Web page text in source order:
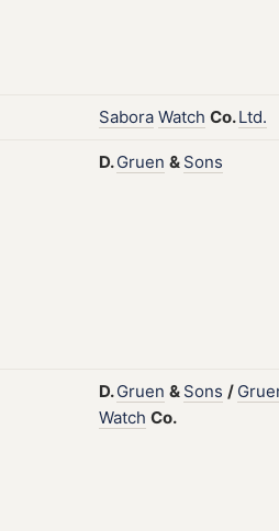
Sabora Watch Co.Ltd.
D.Gruen & Sons
D.Gruen & Sons /
Watch Co.